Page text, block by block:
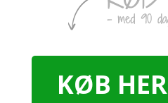
KØB HER